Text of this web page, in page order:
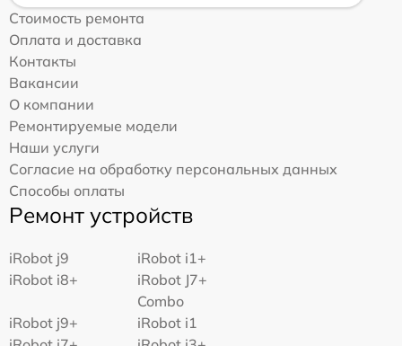
Стоимость ремонта
Оплата и доставка
Контакты
Вакансии
О компании
Ремонтируемые модели
Наши услуги
Согласие на обработку персональных данных
Способы оплаты
Ремонт устройств
iRobot j9
iRobot i1+
iRobot i8+
iRobot J7+
Combo
iRobot j9+
iRobot i1